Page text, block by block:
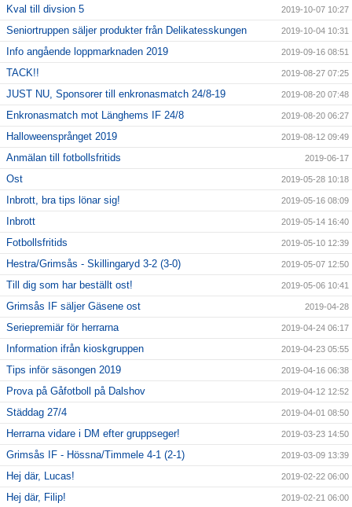
Kval till divsion 5 2019-10-07 10:27
Seniortruppen säljer produkter från Delikatesskungen 2019-10-04 10:31
Info angående loppmarknaden 2019 2019-09-16 08:51
TACK!! 2019-08-27 07:25
JUST NU, Sponsorer till enkronasmatch 24/8-19 2019-08-20 07:48
Enkronasmatch mot Länghems IF 24/8 2019-08-20 06:27
Halloweensprånget 2019 2019-08-12 09:49
Anmälan till fotbollsfritids 2019-06-17
Ost 2019-05-28 10:18
Inbrott, bra tips lönar sig! 2019-05-16 08:09
Inbrott 2019-05-14 16:40
Fotbollsfritids 2019-05-10 12:39
Hestra/Grimsås - Skillingaryd 3-2 (3-0) 2019-05-07 12:50
Till dig som har beställt ost! 2019-05-06 10:41
Grimsås IF säljer Gäsene ost 2019-04-28
Seriepremiär för herrarna 2019-04-24 06:17
Information ifrån kioskgruppen 2019-04-23 05:55
Tips inför säsongen 2019 2019-04-16 06:38
Prova på Gåfotboll på Dalshov 2019-04-12 12:52
Städdag 27/4 2019-04-01 08:50
Herrarna vidare i DM efter gruppseger! 2019-03-23 14:50
Grimsås IF - Hössna/Timmele 4-1 (2-1) 2019-03-09 13:39
Hej där, Lucas! 2019-02-22 06:00
Hej där, Filip! 2019-02-21 06:00